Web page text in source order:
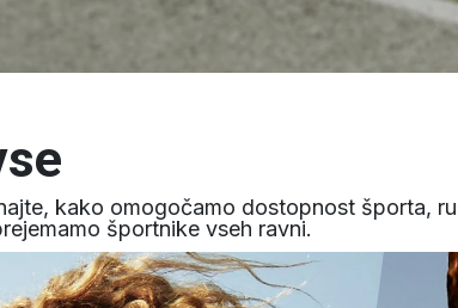
kako omogočamo dostopnost športa,
športnike vseh ravni.